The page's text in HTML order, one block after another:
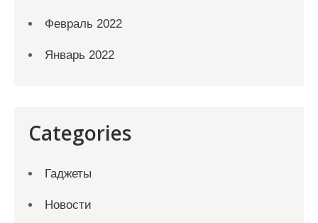
Февраль 2022
Январь 2022
Categories
Гаджеты
Новости